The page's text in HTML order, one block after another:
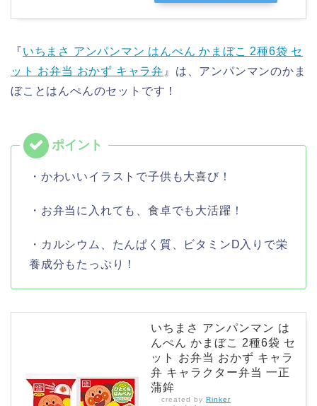
『いちまさ アンパンマン はんぺん かまぼこ 2種6袋 セ
ット お弁当 おかず キャラ弁 』は、アンパンマンのかま
ぼことはんぺんのセットです！
・かわいいイラストで子供も大喜び！
・お弁当に入れても、食卓でも大活躍！
・カルシウム、たんぱく質、ビタミンD入りで栄
養成分もたっぷり！
いちまさ アンパンマン は
んぺん かまぼこ 2種6袋 セ
ット お弁当 おかず キャラ
弁 キャラクター弁当 一正
蒲鉾
created by Rinker